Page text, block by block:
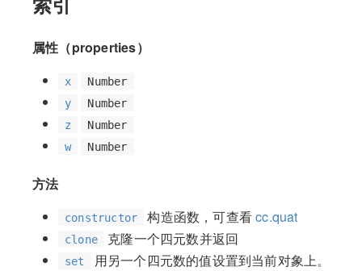
属性（properties）
x
Number
y
Number
z
Number
w
Number
方法
constructor 构造函数，可查看cc.quat
clone 克隆一个四元数并返回
set 用另一个四元数的值设置到当前对象上。